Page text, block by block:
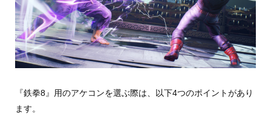
『鉄拳8』用のアケコンを選ぶ際は、以下4つのポイントがあり
ます。